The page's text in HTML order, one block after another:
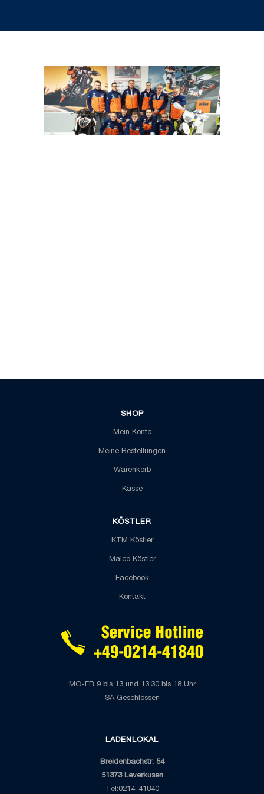
SHOP
Mein Konto
Meine Bestellungen
Warenkorb
Kasse
KÖSTLER
KTM Köstler
Maico Köstler
Facebook
Kontakt
MO-FR 9 bis 13 und 13.30 bis 18 Uhr
SA Geschlossen
LADENLOKAL
Breidenbachstr. 54
51373 Leverkusen
Tel:0214-41840